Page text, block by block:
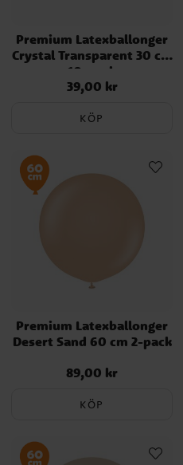
Premium Latexballonger
Crystal Transparent 30 cm
10-pack
Pris:39,00 kr
39,00 kr
KÖP
Premium Latexballonger
Desert Sand 60 cm 2-pack
Pris:89,00 kr
89,00 kr
KÖP